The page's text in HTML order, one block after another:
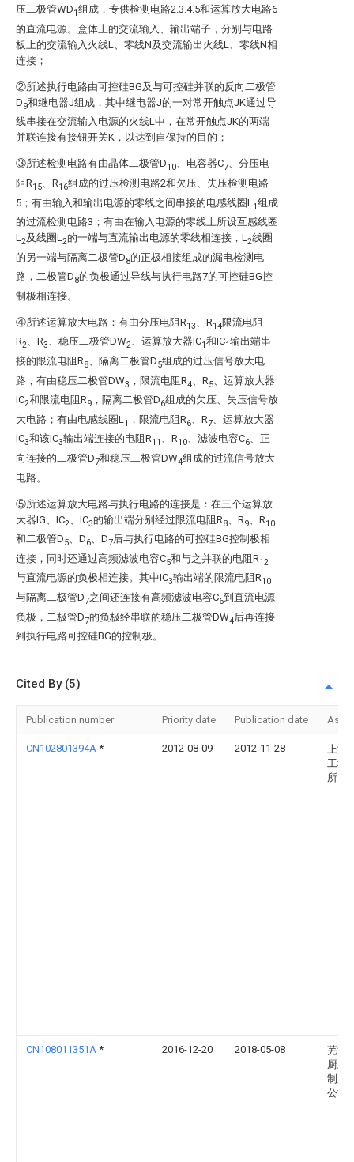
压二极管WD1组成，专供检测电路2.3.4.5和运算放大电路6
的直流电源。盒体上的交流输入、输出端子，分别与电路
板上的交流输入火线L、零线N及交流输出火线L、零线N相
连接；
②所述执行电路由可控硅BG及与可控硅并联的反向二极管
D9和继电器J组成，其中继电器J的一对常开触点JK通过导
线串接在交流输入电源的火线L中，在常开触点JK的两端
并联连接有接钮开关K，以达到自保持的目的；
③所述检测电路有由晶体二极管D10、电容器C7、分压电
阻R15 、R16组成的过压检测电路2和欠压、失压检测电路
5；有由输入和输出电源的零线之间串接的电感线圈L 1组成
的过流检测电路3；有由在输入电源的零线上所设互感线圈
L2及线圈L2的一端与直流输出电源的零线相连接，L2线圈
的另一端与隔离二极管D8的正极相接组成的漏电检测电
路，二极管D8的负极通过导线与执行电路7的可控硅BG控
制极相连接。
④所述运算放大电路：有由分压电阻R13 、R14限流电阻
R2、R3、稳压二极管DW2、运算放大器IC1和IC1输出端串
接的限流电阻R8、隔离二极管D5组成的过压信号放大电
路，有由稳压二极管DW3 ，限流电阻R4 、R5 、运算放大器
IC2和限流电阻R9 ，隔离二极管D6组成的欠压、失压信号放
大电路；有由电感线圈L 1 ，限流电阻R6 、R7 、运算放大器
IC3和该IC3输出端连接的电阻R11 、R10、滤波电容C6、正
向连接的二极管D7和稳压二极管DW4组成的过流信号放大
电路。
⑤所述运算放大电路与执行电路的连接是：在三个运算放
大器IG、IC2 、IC3的输出端分别经过限流电阻R8 、R9 、R10
和二极管D5、D6、D7后与执行电路的可控硅BG控制极相
连接，同时还通过高频滤波电容C5和与之并联的电阻R12
与直流电源的负极相连接。其中IC3输出端的限流电阻R10
与隔离二极管D7之间还连接有高频滤波电容C6到直流电源
负极，二极管D7的负极经串联的稳压二极管DW4后再连接
到执行电路可控硅BG的控制极。
Cited By (5)
Publication number Priority date Publication date
CN102801394A * 2012-08-09 2012-11-28
上海
工程
所
CN108011351A * 2016-12-20 2018-05-08
芜湖
厨卫
制造
公司